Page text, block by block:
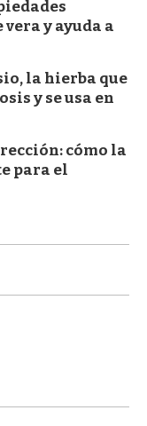
y ayuda a
la hierba que
y se usa en
cómo la
para el